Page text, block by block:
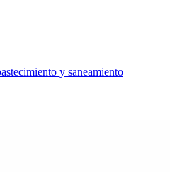
y saneamiento